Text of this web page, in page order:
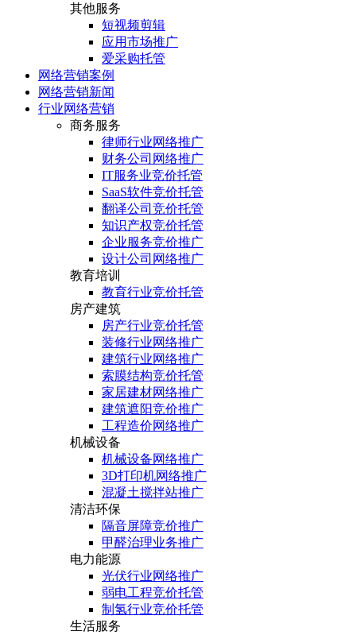
其他服务
短视频剪辑
应用市场推广
爱采购托管
网络营销案例
网络营销新闻
行业网络营销
商务服务
律师行业网络推广
财务公司网络推广
IT服务业竞价托管
SaaS软件竞价托管
翻译公司竞价托管
知识产权竞价托管
企业服务竞价推广
设计公司网络推广
教育培训
教育行业竞价托管
房产建筑
房产行业竞价托管
装修行业网络推广
建筑行业网络推广
索膜结构竞价托管
家居建材网络推广
建筑遮阳竞价推广
工程造价网络推广
机械设备
机械设备网络推广
3D打印机网络推广
混凝土搅拌站推广
清洁环保
隔音屏障竞价推广
甲醛治理业务推广
电力能源
光伏行业网络推广
弱电工程竞价托管
制氢行业竞价托管
生活服务